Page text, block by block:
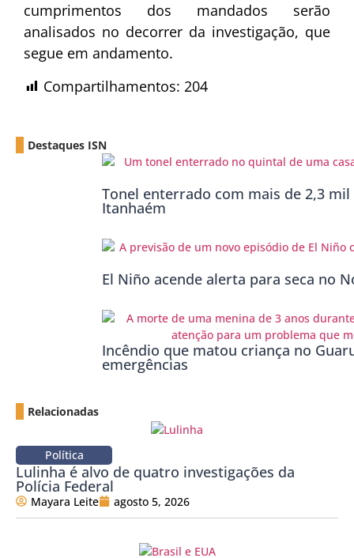
cumprimentos dos mandados serão
analisados no decorrer da investigação, que
segue em andamento.
Compartilhamentos: 204
Destaques ISN
Tonel enterrado com mais de 2,3
Itanhaém
El Niño acende alerta para seca no
Incêndio que matou criança no
emergências
Relacionadas
Política
Lulinha é alvo de quatro investigações da
Polícia Federal
Mayara Leite agosto 5, 2026